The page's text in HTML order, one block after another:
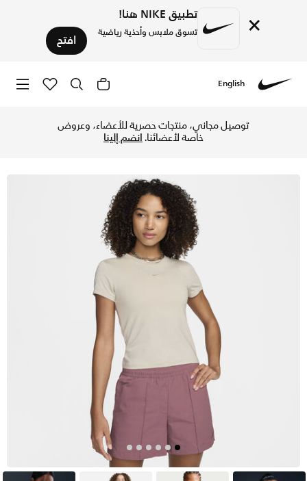
× تطبيق NIKE هنا!
تسوق ملابس وأحذية رياضية افتح
English
توصيل مجاني، منتجات حصرية للأعضاء، وعروض
خاصة لأعضائنا.انضم إلينا